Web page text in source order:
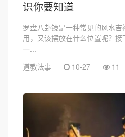
识你要知道
罗盘八卦镜是一种常见的风水
用，又该摆放在什么位置呢？
一...
道教法事
10-27 11